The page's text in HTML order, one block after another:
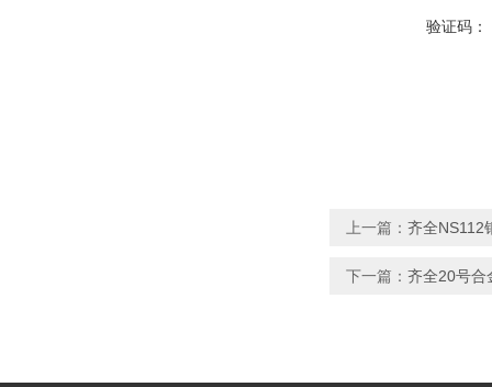
验证码：
上一篇： 齐全NS112
下一篇： 齐全20号合